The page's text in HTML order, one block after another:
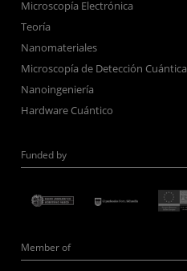
Microscopía Electrónica
Teoría
Nanomateriales
Microscopía de Detección Cuántica
Nanoingeniería
Hardware Cuántico
Funded by
Member of